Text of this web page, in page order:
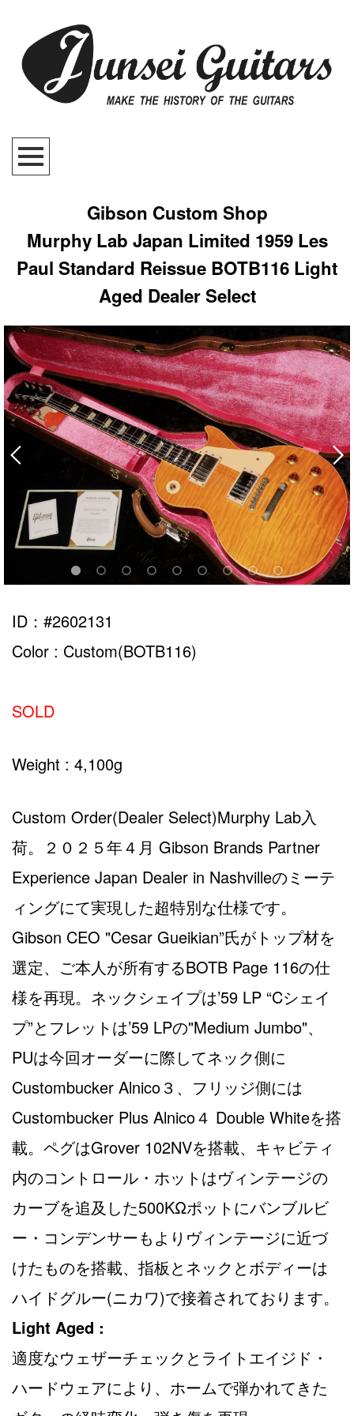
Gibson Custom Shop
Murphy Lab Japan Limited 1959 Les
Paul Standard Reissue BOTB116 Light
Aged Dealer Select
ID：#2602131
Color : Custom(BOTB116)
SOLD
Weight : 4,100g
Custom Order(Dealer Select)Murphy Lab入
荷。２０２５年４月 Gibson Brands Partner
Experience Japan Dealer in Nashvilleのミーテ
ィングにて実現した超特別な仕様です。
Gibson CEO "Cesar Gueikian”氏がトップ材を
選定、ご本人が所有するBOTB Page 116の仕
様を再現。ネックシェイプは’59 LP “Cシェイ
プ”とフレットは’59 LPの"Medium Jumbo"、
PUは今回オーダーに際してネック側に
Custombucker Alnico３、フリッジ側には
Custombucker Plus Alnico４ Double Whiteを搭
載。ペグはGrover 102NVを搭載、キャビティ
内のコントロール・ホットはヴィンテージの
カーブを追及した500KΩポットにバンブルビ
ー・コンデンサーもよりヴィンテージに近づ
けたものを搭載、指板とネックとボディーは
ハイドグルー(ニカワ)で接着されております。
Light Aged :
適度なウェザーチェックとライトエイジド・
ハードウェアにより、ホームで弾かれてきた